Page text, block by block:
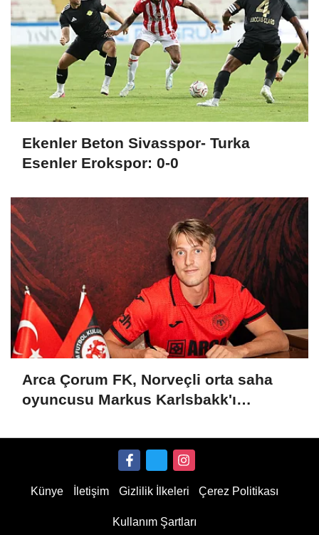
Ekenler Beton Sivasspor- Turka
Esenler Erokspor: 0-0
Arca Çorum FK, Norveçli orta saha
oyuncusu Markus Karlsbakk'ı
Künye İletişim Gizlilik İlkeleri Çerez Politikası
Kullanım Şartları